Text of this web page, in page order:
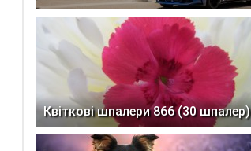
Квіткові шпалери 866 (30 шпалер)